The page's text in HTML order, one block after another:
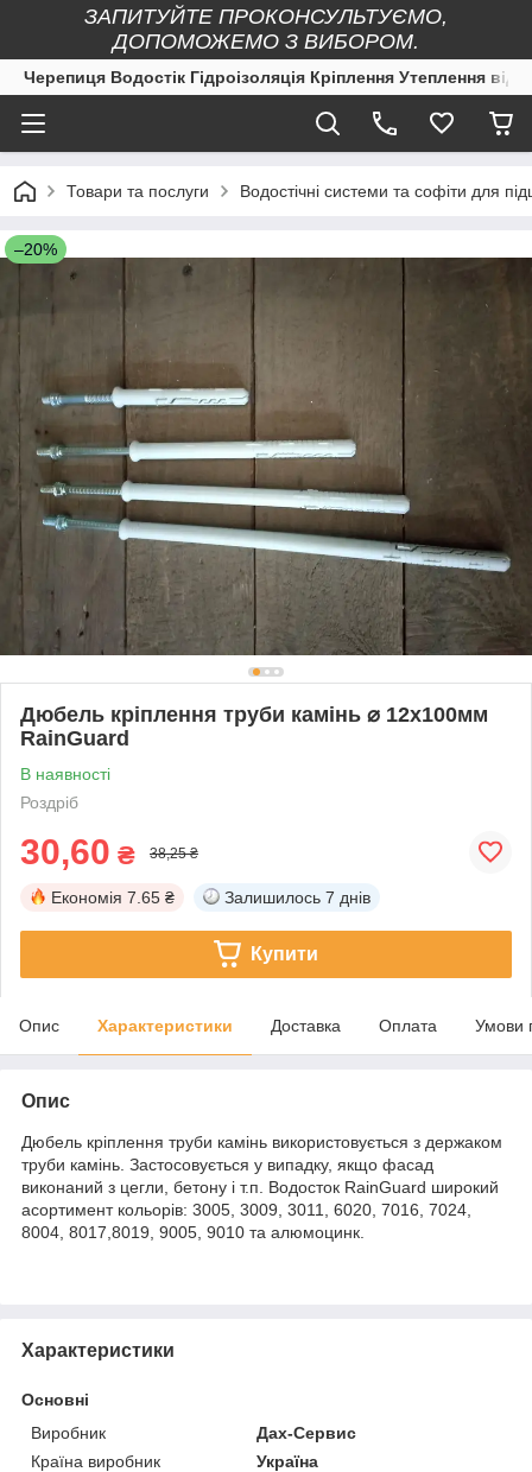
ЗАПИТУЙТЕ ПРОКОНСУЛЬТУЄМО,
ДОПОМОЖЕМО З ВИБОРОМ.
Черепиця Водостік Гідроізоляція Кріплення Утеплення
Товари та послуги Водостічні системи та софіти для
–20%
Дюбель кріплення труби камінь ⌀ 12х100мм
RainGuard
В наявності
Роздріб
30,60 ₴ 38,25 ₴
Економія 7.65 ₴ Залишилось 7 днів
Купити
Опис Характеристики Доставка Оплата Умови
Опис
Дюбель кріплення труби камінь використовується з держаком
труби камінь. Застосовується у випадку, якщо фасад
виконаний з цегли, бетону і т.п. Водосток RainGuard широкий
асортимент кольорів: 3005, 3009, 3011, 6020, 7016, 7024,
8004, 8017,8019, 9005, 9010 та алюмоцинк.
Характеристики
Основні
Виробник
Дах-Сервис
Країна виробник
Україна